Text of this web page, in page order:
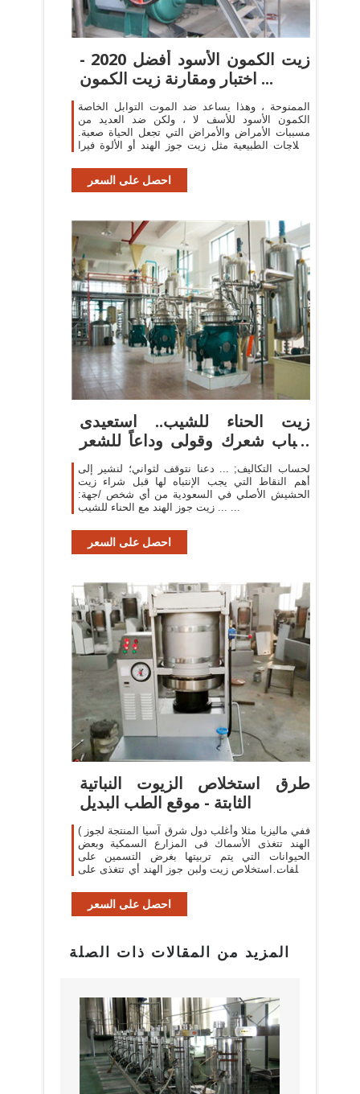
زيت الكمون الأسود أفضل 2020 -
اختبار ومقارنة زيت الكمون ...
الممنوحة ، وهذا يساعد ضد الموت التوابل الخاصة
الكمون الأسود للأسف لا ، ولكن ضد العديد من
مسببات الأمراض والأمراض التي تجعل الحياة صعبة.
العلاجات الطبيعية مثل زيت جوز الهند أو الألوة فيرا
احصل على السعر
زيت الحناء للشيب.. استعيدى
شباب شعرك وقولى وداعاً للشعر
...
لحساب التكاليف; ... دعنا نتوقف لثواني؛ لنشير إلى
أهم النقاط التي يجب الإنتباه لها قبل شراء زيت
الحشيش الأصلي في السعودية من أي شخص /جهة:
... زيت جوز الهند مع الحناء للشيب ...
احصل على السعر
طرق استخلاص الزيوت النباتية
الثابتة - موقع الطب البديل
( ففي ماليزيا مثلا وأغلب دول شرق آسيا المنتجة لجوز
الهند تتغذى الأسماك فى المزارع السمكية وبعض
الحيوانات التي يتم تربيتها بغرض التسمين على
مخلفات استخلاص زيت ولبن جوز الهند أي تتغذى على
احصل على السعر
المزيد من المقالات ذات الصلة